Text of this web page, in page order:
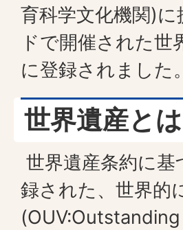
育科学文化機関)
ドで開催された世
に登録されました。
世界遺産とは
世界遺産条約に
録された、世界的
(